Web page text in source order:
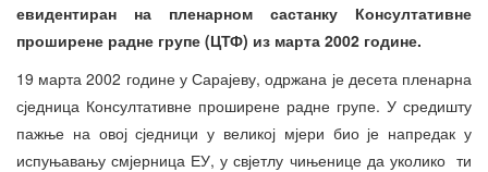
евидентиран на пленарном састанку Консултативне
проширене радне групе (ЦТФ) из марта 2002 године.
19 марта 2002 године у Сарајеву, одржана је десета пленарна
сједница Консултативне проширене радне групе. У средишту
пажње на овој сједници у великој мјери био је напредак у
испуњавању смјерница ЕУ, у свјетлу чињенице да уколико ти